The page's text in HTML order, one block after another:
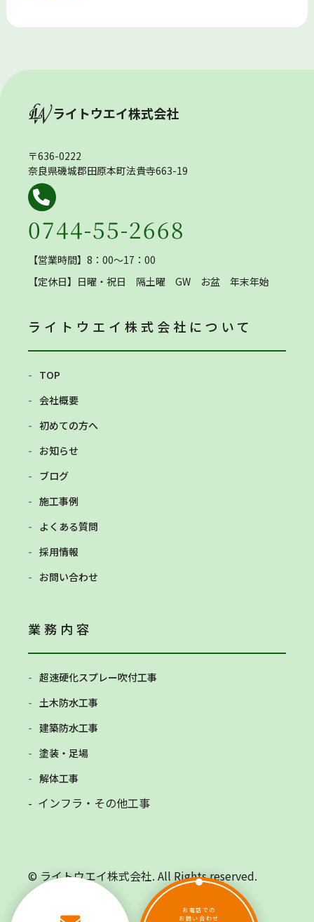
お電話での
お問い合わせ
ライトウエイ株式会社
〒636-0222
奈良県磯城郡田原本町法貴寺663-19
0744-55-2668
【営業時間】8：00～17：00
【定休日】 日曜・祝日 隔土曜 GW お盆 年末年始
ライトウエイ株式会社 について
TOP
会社概要
初めての方へ
お知らせ
ブログ
施工事例
よくある質問
採用情報
お問い合わせ
業務内容
超速硬化スプレー吹付工事
土木防水工事
建築防水工事
塗装・足場
解体工事
- インフラ・その他工事
© ライトウエイ株式会社. All Rights reserved.